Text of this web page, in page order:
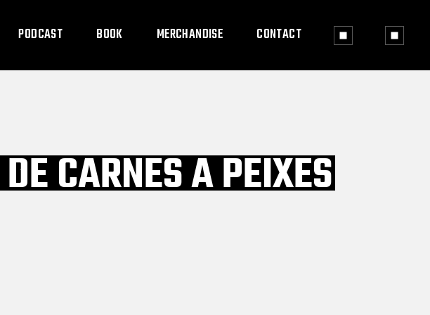
PODCAST BOOK MERCHANDISE CONTACT
CARNES A PEIXES